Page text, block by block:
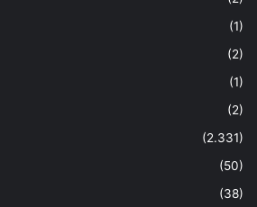
(1)
(2)
(1)
(2)
(2.331)
(50)
(38)